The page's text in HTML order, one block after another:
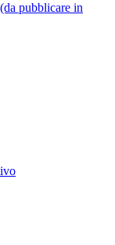
pubblicare in